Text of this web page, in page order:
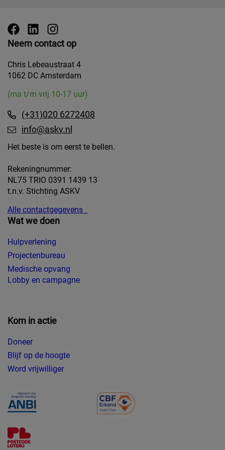
Neem contact op
Chris Lebeaustraat 4
1062 DC Amsterdam
(ma t/m vrij 10-17 uur)
(+31)020 6272408
info@askv.nl
Het beste is om eerst te bellen.
Rekeningnummer:
NL75 TRIO 0391 1439 13
t.n.v. Stichting ASKV
Alle contactgegevens
Wat we doen
Hulpverlening
Projectenbureau
Medische opvang
Lobby en campagne
Kom in actie
Doneer
Blijf op de hoogte
Word vrijwilliger